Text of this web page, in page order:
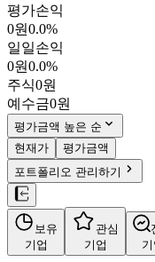
6,620원
176750
KOSDAQ
시가총액
PBR3.76
PER27.04
fPER -
배당수익률-
자사주비율0.39%
결산월12월
4분기누적
10년
주재무제표
주주환원
컨센서스
주식정보
평가손익
0원0.0%
일일손익
0원0.0%
주식0원
예수금0원
평가금액 높은 순
현재가
평가금액
포트폴리오 관리하기
보유
기업
관심
기업
기